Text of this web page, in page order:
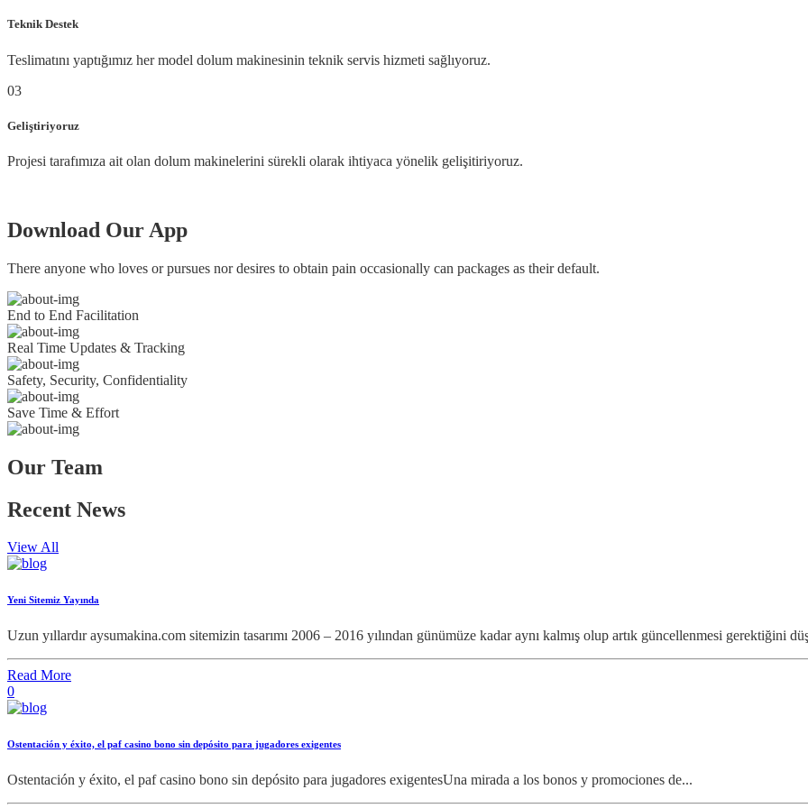
Teknik Destek
Teslimatını yaptığımız her model dolum makinesinin teknik servis hizmeti sağlıyoruz.
03
Geliştiriyoruz
Projesi tarafımıza ait olan dolum makinelerini sürekli olarak ihtiyaca yönelik gelişitiriyoruz.
Download Our App
There anyone who loves or pursues nor desires to obtain pain occasionally can packages as their default.
End to End Facilitation
Real Time Updates & Tracking
Safety, Security, Confidentiality
Save Time & Effort
Our Team
Recent News
View All
Yeni Sitemiz Yayında
Uzun yıllardır aysumakina.com sitemizin tasarımı 2006 – 2016 yılından günümüze kadar aynı kalmış olup artık güncellenmesi gerektiğini
Read More
0
Ostentación y éxito, el paf casino bono sin depósito para jugadores exigentes
Ostentación y éxito, el paf casino bono sin depósito para jugadores exigentesUna mirada a los bonos y promociones de...